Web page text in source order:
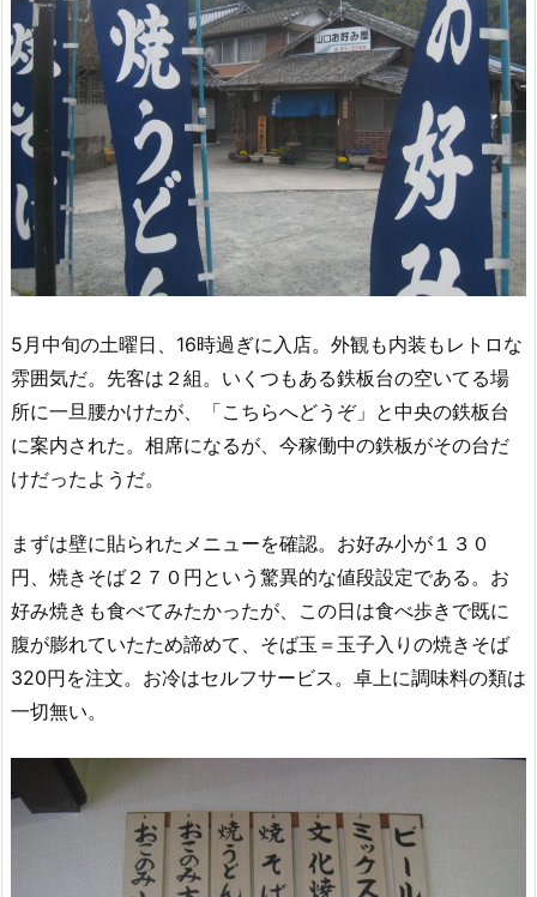
5月中旬の土曜日、16時過ぎに入店。外観も内装もレトロな
雰囲気だ。先客は２組。いくつもある鉄板台の空いてる場
所に一旦腰かけたが、「こちらへどうぞ」と中央の鉄板台
に案内された。相席になるが、今稼働中の鉄板がその台だ
けだったようだ。
まずは壁に貼られたメニューを確認。お好み小が１３０
円、焼きそば２７０円という驚異的な値段設定である。お
好み焼きも食べてみたかったが、この日は食べ歩きで既に
腹が膨れていたため諦めて、そば玉＝玉子入りの焼きそば
320円を注文。お冷はセルフサービス。卓上に調味料の類は
一切無い。